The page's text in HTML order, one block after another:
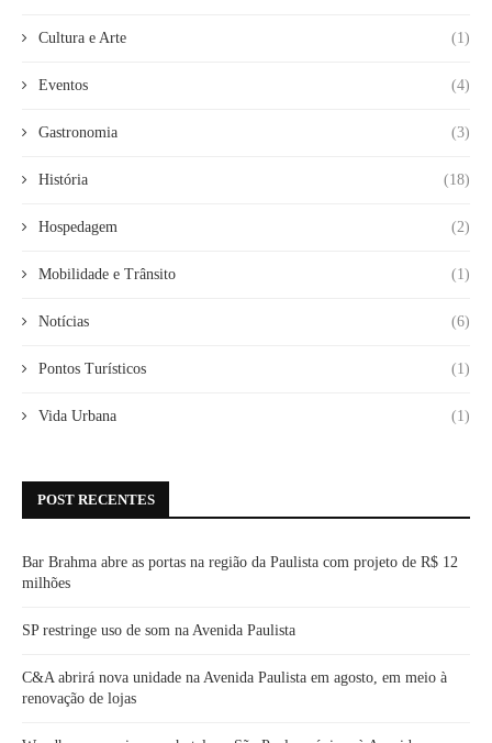
Cultura e Arte (1)
Eventos (4)
Gastronomia (3)
História (18)
Hospedagem (2)
Mobilidade e Trânsito (1)
Notícias (6)
Pontos Turísticos (1)
Vida Urbana (1)
POST RECENTES
Bar Brahma abre as portas na região da Paulista com projeto de R$ 12
milhões
SP restringe uso de som na Avenida Paulista
C&A abrirá nova unidade na Avenida Paulista em agosto, em meio à
renovação de lojas